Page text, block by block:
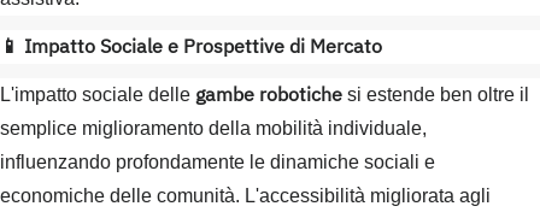
📱 Impatto Sociale e Prospettive di Mercato
L'impatto sociale delle gambe robotiche si estende ben oltre il
semplice miglioramento della mobilità individuale,
influenzando profondamente le dinamiche sociali e
economiche delle comunità. L'accessibilità migliorata agli